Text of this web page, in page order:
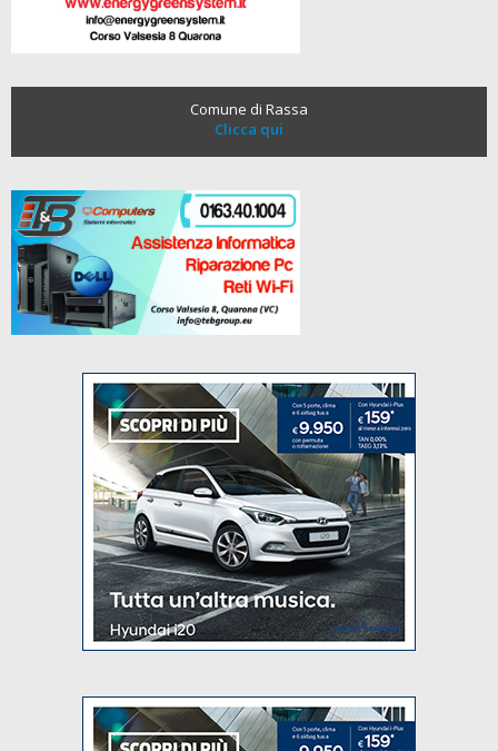
Comune di Rassa
Clicca qui